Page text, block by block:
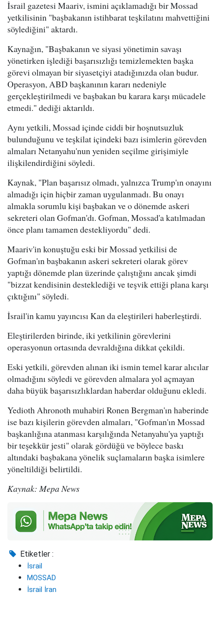
İsrail gazetesi Maariv, ismini açıklamadığı bir Mossad
yetkilisinin "başbakanın istihbarat teşkilatını mahvettiğini
söylediğini" aktardı.
Kaynağın, "Başbakanın ve siyasi yönetimin savaşı
yönetirken işlediği başarısızlığı temizlemekten başka
görevi olmayan bir siyasetçiyi atadığınızda olan budur.
Operasyon, ABD başkanının kararı nedeniyle
gerçekleştirilmedi ve başbakan bu karara karşı mücadele
etmedi." dediği aktarıldı.
Aynı yetkili, Mossad içinde ciddi bir hoşnutsuzluk
bulunduğunu ve teşkilat içindeki bazı isimlerin görevden
almaları Netanyahu'nun yeniden seçilme girişimiyle
ilişkilendirdiğini söyledi.
Kaynak, "Plan başarısız olmadı, yalnızca Trump'ın onayını
almadığı için hiçbir zaman uygulanmadı. Bu onayı
almakla sorumlu kişi başbakan ve o dönemde askeri
sekreteri olan Gofman'dı. Gofman, Mossad'a katılmadan
önce planı tamamen destekliyordu" dedi.
Maariv'in konuştuğu eski bir Mossad yetkilisi de
Gofman'ın başbakanın askeri sekreteri olarak görev
yaptığı dönemde plan üzerinde çalıştığını ancak şimdi
"bizzat kendisinin desteklediği ve teşvik ettiği plana karşı
çıktığını" söyledi.
İsrail'in kamu yayıncısı Kan da eleştirileri haberleştirdi.
Eleştirilerden birinde, iki yetkilinin görevlerini
operasyonun ortasında devraldığına dikkat çekildi.
Eski yetkili, görevden alınan iki ismin temel karar alıcılar
olmadığını söyledi ve görevden almalara yol açmayan
daha büyük başarısızlıklardan haberdar olduğunu ekledi.
Yedioth Ahronoth muhabiri Ronen Bergman'ın haberinde
ise bazı kişilerin görevden almaları, "Gofman'ın Mossad
başkanlığına atanması karşılığında Netanyahu'ya yaptığı
bir teşekkür jesti" olarak gördüğü ve böylece baskı
altındaki başbakana yönelik suçlamaların başka isimlere
yöneltildiği belirtildi.
Kaynak: Mepa News
Etiketler :
İsrail
MOSSAD
İsrail İran